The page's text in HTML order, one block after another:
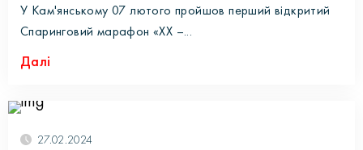
У Кам'янському 07 лютого пройшов перший відкритий
Спаринговий марафон «XX –...
Далі
27.02.2024